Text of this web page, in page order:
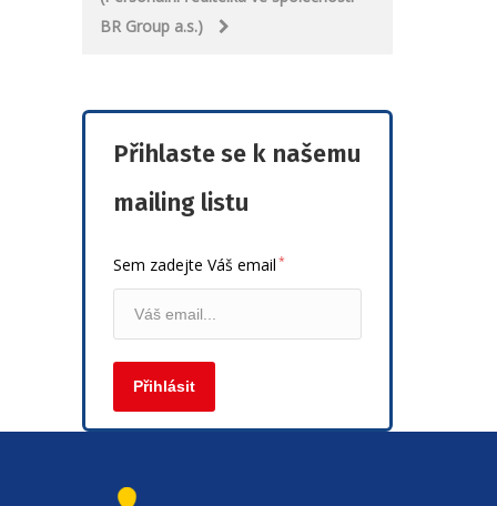
BR Group a.s.)
Přihlaste se k našemu
mailing listu
Sem zadejte Váš email *